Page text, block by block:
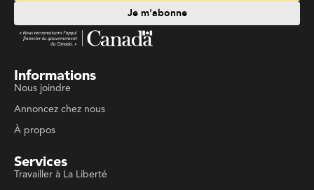
Je m'abonne
Informations
Nous joindre
Annoncez chez nous
À propos
Services
Travailler à La Liberté